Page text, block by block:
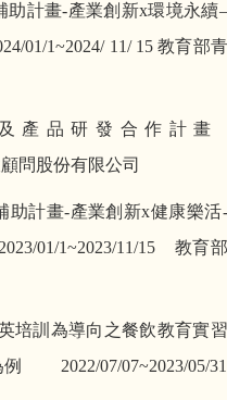
助計畫-產業創新x環境永續
01/1~2024/ 11/ 15 教育部
產品研發合作計畫
問股份有限公司
助計畫-產業創新x健康樂活-
01/1~2023/11/15 教育
培訓為導向之餐飲教育實
2022/07/07~2023/05/31